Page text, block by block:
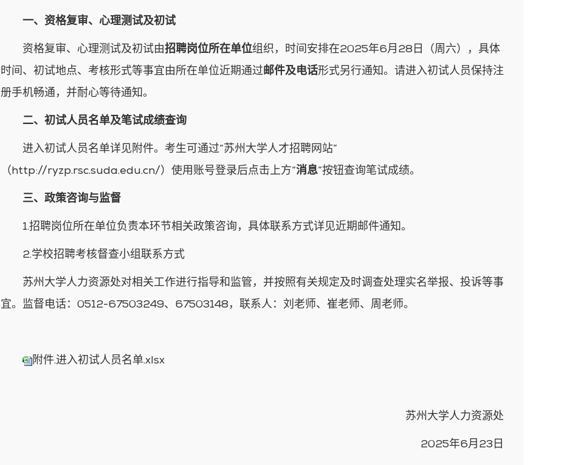
一、资格复审、心理测试及初试
资格复审、心理测试及初试由招聘岗位所在单位组织，时间安排在2025年6月28日（周六），具体
时间、初试地点、考核形式等事宜由所在单位近期通过邮件及电话形式另行通知。请进入初试人员保持注
册手机畅通，并耐心等待通知。
二、初试人员名单及笔试成绩查询
进入初试人员名单详见附件。考生可通过“苏州大学人才招聘网站”
（http://ryzp.rsc.suda.edu.cn/）使用账号登录后点击上方“消息”按钮查询笔试成绩。
三、政策咨询与监督
1.招聘岗位所在单位负责本环节相关政策咨询，具体联系方式详见近期邮件通知。
2.学校招聘考核督查小组联系方式
苏州大学人力资源处对相关工作进行指导和监管，并按照有关规定及时调查处理实名举报、投诉等事
宜。监督电话：0512-67503249、67503148，联系人：刘老师、崔老师、周老师。
附件.进入初试人员名单.xlsx
苏州大学人力资源处
2025年6月23日